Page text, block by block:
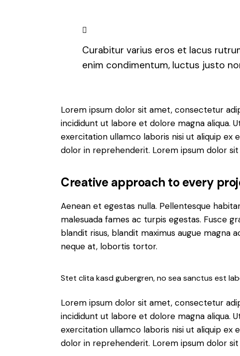
Curabitur varius eros et lacus
enim condimentum, luctus justo
Lorem ipsum dolor sit amet, consectetur
incididunt ut labore et dolore magna aliqua.
exercitation ullamco laboris nisi ut aliquip ex
dolor in reprehenderit. Lorem ipsum dolor
Creative approach to every
Aenean et egestas nulla. Pellentesque
malesuada fames ac turpis egestas. Fusce
blandit risus, blandit maximus augue magna
neque at, lobortis tortor.
Stet clita kasd gubergren, no sea sanctus est
Lorem ipsum dolor sit amet, consectetur
incididunt ut labore et dolore magna aliqua.
exercitation ullamco laboris nisi ut aliquip ex
dolor in reprehenderit. Lorem ipsum dolor